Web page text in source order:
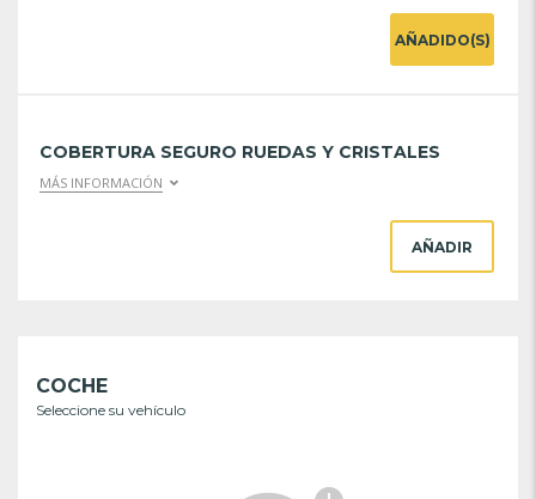
AÑADIDO(S)
COBERTURA SEGURO RUEDAS Y CRISTALES
MÁS INFORMACIÓN
AÑADIR
COCHE
Seleccione su vehículo